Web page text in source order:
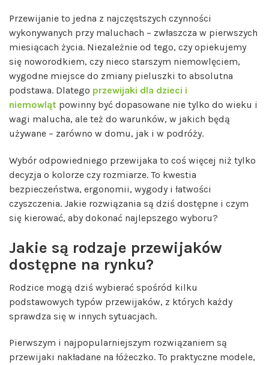
Przewijanie to jedna z najczęstszych czynności
wykonywanych przy maluchach – zwłaszcza w pierwszych
miesiącach życia. Niezależnie od tego, czy opiekujemy
się noworodkiem, czy nieco starszym niemowlęciem,
wygodne miejsce do zmiany pieluszki to absolutna
podstawa. Dlatego przewijaki dla dzieci i
niemowląt powinny być dopasowane nie tylko do wieku i
wagi malucha, ale też do warunków, w jakich będą
używane – zarówno w domu, jak i w podróży.
Wybór odpowiedniego przewijaka to coś więcej niż tylko
decyzja o kolorze czy rozmiarze. To kwestia
bezpieczeństwa, ergonomii, wygody i łatwości
czyszczenia. Jakie rozwiązania są dziś dostępne i czym
się kierować, aby dokonać najlepszego wyboru?
Jakie są rodzaje przewijaków
dostępne na rynku?
Rodzice mogą dziś wybierać spośród kilku
podstawowych typów przewijaków, z których każdy
sprawdza się w innych sytuacjach.
Pierwszym i najpopularniejszym rozwiązaniem są
przewijaki nakładane na łóżeczko. To praktyczne modele,